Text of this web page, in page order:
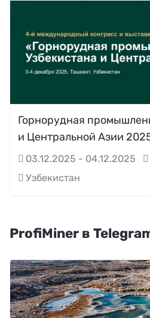
Горнорудная
и Центральной Азии
03.12.2025 - 04.12.2025
Узбекистан
ProfiMiner в